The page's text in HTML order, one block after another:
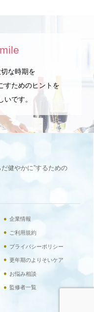
な時期を
すためのヒントを
いです。
健やかに”するための
企業情報
ご利用規約
プライバシーポリシー
更年期のよりそいケア
お悩み相談
監修者一覧